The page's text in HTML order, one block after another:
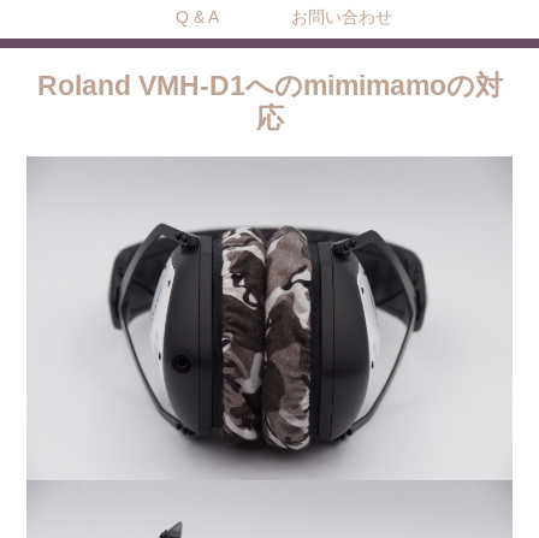
Q & A お問い合わせ
Roland VMH-D1へのmimimamoの対
応